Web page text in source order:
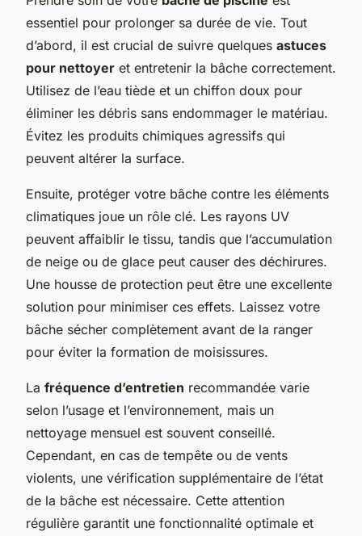
essentiel pour prolonger sa durée de vie. Tout
d’abord, il est crucial de suivre quelques astuces
pour nettoyer et entretenir la bâche correctement.
Utilisez de l’eau tiède et un chiffon doux pour
éliminer les débris sans endommager le matériau.
Évitez les produits chimiques agressifs qui
peuvent altérer la surface.
Ensuite, protéger votre bâche contre les éléments
climatiques joue un rôle clé. Les rayons UV
peuvent affaiblir le tissu, tandis que l’accumulation
de neige ou de glace peut causer des déchirures.
Une housse de protection peut être une excellente
solution pour minimiser ces effets. Laissez votre
bâche sécher complètement avant de la ranger
pour éviter la formation de moisissures.
La fréquence d’entretien recommandée varie
selon l’usage et l’environnement, mais un
nettoyage mensuel est souvent conseillé.
Cependant, en cas de tempête ou de vents
violents, une vérification supplémentaire de l’état
de la bâche est nécessaire. Cette attention
régulière garantit une fonctionnalité optimale et